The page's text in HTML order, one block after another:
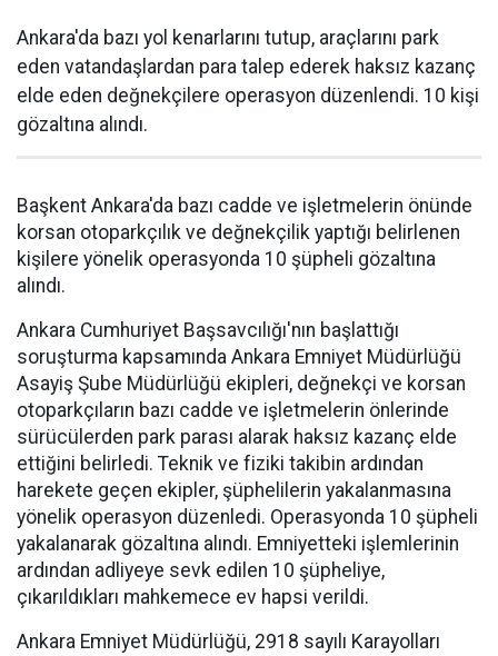
Ankara'da bazı yol kenarlarını tutup, araçlarını park
eden vatandaşlardan para talep ederek haksız kazanç
elde eden değnekçilere operasyon düzenlendi. 10 kişi
gözaltına alındı.
Başkent Ankara'da bazı cadde ve işletmelerin önünde
korsan otoparkçılık ve değnekçilik yaptığı belirlenen
kişilere yönelik operasyonda 10 şüpheli gözaltına
alındı.
Ankara Cumhuriyet Başsavcılığı'nın başlattığı
soruşturma kapsamında Ankara Emniyet Müdürlüğü
Asayiş Şube Müdürlüğü ekipleri, değnekçi ve korsan
otoparkçıların bazı cadde ve işletmelerin önlerinde
sürücülerden park parası alarak haksız kazanç elde
ettiğini belirledi. Teknik ve fiziki takibin ardından
harekete geçen ekipler, şüphelilerin yakalanmasına
yönelik operasyon düzenledi. Operasyonda 10 şüpheli
yakalanarak gözaltına alındı. Emniyetteki işlemlerinin
ardından adliyeye sevk edilen 10 şüpheliye,
çıkarıldıkları mahkemece ev hapsi verildi.
Ankara Emniyet Müdürlüğü, 2918 sayılı Karayolları